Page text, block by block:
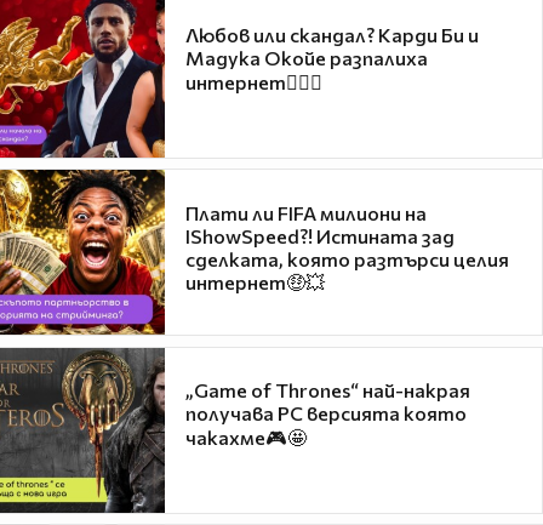
Любов или скандал? Карди Би и
Мадука Окойе разпалиха
интернет❤️‍🔥🔥
Плати ли FIFA милиони на
IShowSpeed?! Истината зад
сделката, която разтърси целия
интернет🤑💥
„Game of Thrones“ най-накрая
получава PC версията която
чакахме🎮🤩